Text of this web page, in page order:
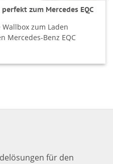
zum Mercedes EQC
zum Laden
Mercedes-Benz EQC
für den